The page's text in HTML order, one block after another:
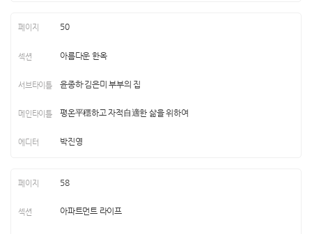
50
아름다운 한옥
윤종하·김은미 부부의 집
평온平穩하고 자적自適한 삶을 위하여
박진영
58
아파트먼트 라이프